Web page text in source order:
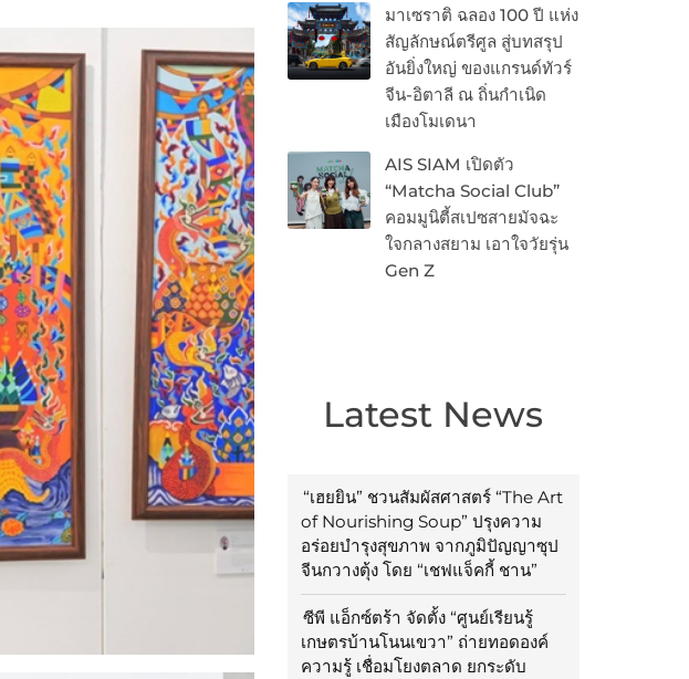
มาเซราติ ฉลอง 100 ปี แห่ง
สัญลักษณ์ตรีศูล สู่บทสรุป
อันยิ่งใหญ่ ของแกรนด์ทัวร์
จีน-อิตาลี ณ ถิ่นกำเนิด
เมืองโมเดนา
AIS SIAM เปิดตัว
“Matcha Social Club”
คอมมูนิตี้สเปซสายมัจฉะ
ใจกลางสยาม เอาใจวัยรุ่น
Gen Z
Latest News
“เฮยยิน” ชวนสัมผัสศาสตร์ “The Art
of Nourishing Soup” ปรุงความ
อร่อยบำรุงสุขภาพ จากภูมิปัญญาซุป
จีนกวางตุ้ง โดย “เชฟแจ็คกี้ ชาน”
ซีพี แอ็กซ์ตร้า จัดตั้ง “ศูนย์เรียนรู้
เกษตรบ้านโนนเขวา” ถ่ายทอดองค์
ความรู้ เชื่อมโยงตลาด ยกระดับ